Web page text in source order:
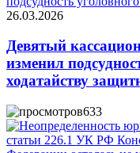
26.03.2026
Девятый
изменил
ходатайству
633